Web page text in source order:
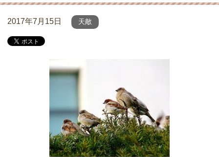
2017年7月15日 天敵